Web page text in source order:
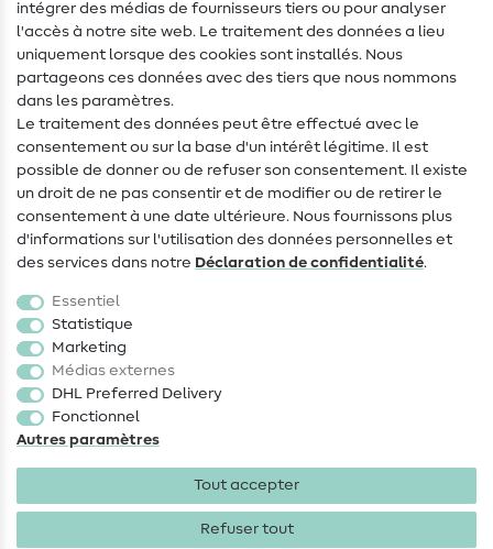
Aide & contact
Contact
Changement de propriétaire
FAQ
Droit de rétractation
Populaire
Accessoires de couture
Promotions
intégrer des médias de fournisseurs tiers ou pour analyser
l'accès à notre site web. Le traitement des données a lieu
uniquement lorsque des cookies sont installés. Nous
partageons ces données avec des tiers que nous nommons
dans les paramètres.
Le traitement des données peut être effectué avec le
consentement ou sur la base d'un intérêt légitime. Il est
possible de donner ou de refuser son consentement. Il existe
un droit de ne pas consentir et de modifier ou de retirer le
consentement à une date ultérieure. Nous fournissons plus
d'informations sur l'utilisation des données personnelles et
des services dans notre Déclaration de confidentialité.
Essentiel
Statistique
Marketing
Médias externes
DHL Preferred Delivery
Fonctionnel
Autres paramètres
Tout accepter
Refuser tout
Mentions légales Protection des données CGV
Droit